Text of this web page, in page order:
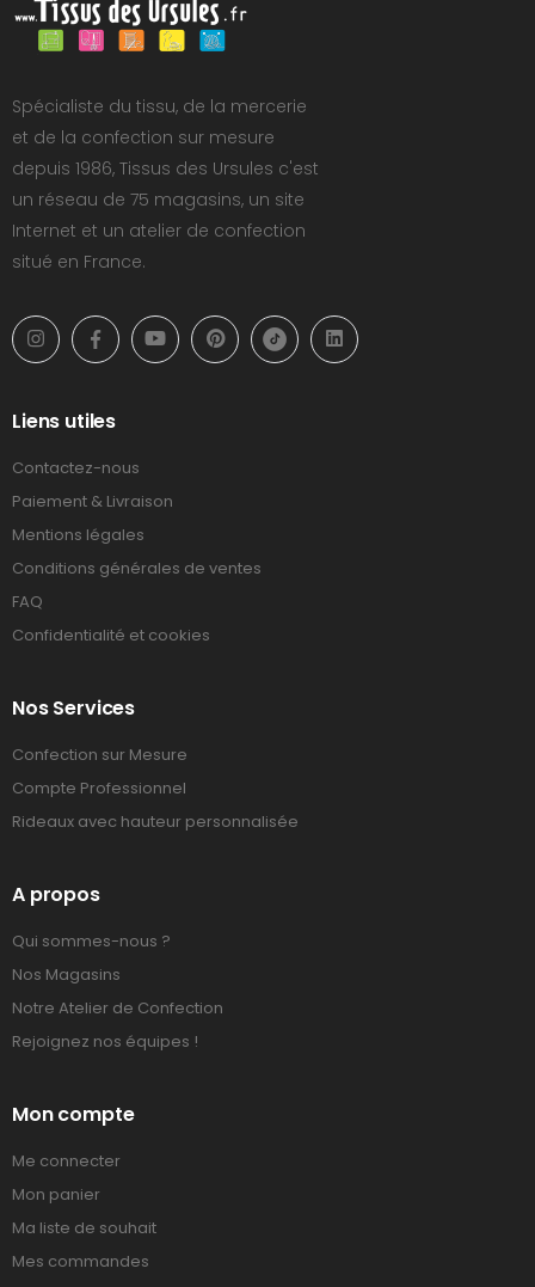
Spécialiste du tissu, de la mercerie
et de la confection sur mesure
depuis 1986, Tissus des Ursules c'est
un réseau de 75 magasins, un site
Internet et un atelier de confection
situé en France.
Liens utiles
Contactez-nous
Paiement & Livraison
Mentions légales
Conditions générales de ventes
FAQ
Confidentialité et cookies
Nos Services
Confection sur Mesure
Compte Professionnel
Rideaux avec hauteur personnalisée
A propos
Qui sommes-nous ?
Nos Magasins
Notre Atelier de Confection
Rejoignez nos équipes !
Mon compte
Me connecter
Mon panier
Ma liste de souhait
Mes commandes